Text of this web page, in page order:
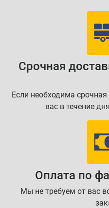
Срочная
Если необходима
вас в течение
Оплата по
Мы не требуем от вас